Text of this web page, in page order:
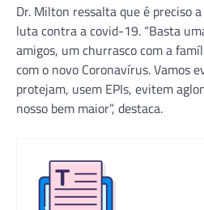
Dr. Milton ressalta que é preciso
luta contra a covid-19. “Basta
amigos, um churrasco com a
com o novo Coronavírus. Vamos
protejam, usem EPIs, evitem
nosso bem maior”, destaca.